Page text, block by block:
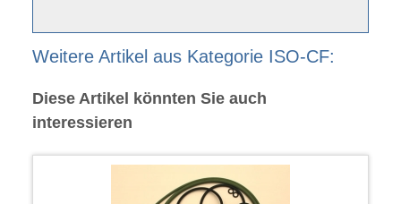
Weitere Artikel aus Kategorie ISO-CF:
Diese Artikel könnten Sie auch
interessieren